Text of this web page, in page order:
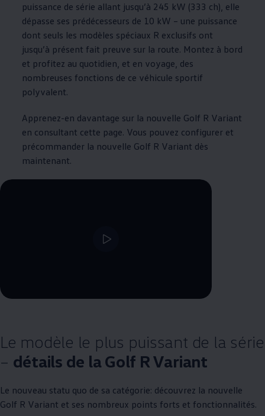
puissance de série allant jusqu’à 245 kW (333 ch), elle
dépasse ses prédécesseurs de 10 kW – une puissance
dont seuls les modèles spéciaux R exclusifs ont
jusqu’à présent fait preuve sur la route. Montez à bord
et profitez au quotidien, et en voyage, des
nombreuses fonctions de ce véhicule sportif
polyvalent.
Apprenez-en davantage sur la nouvelle Golf R Variant
en consultant cette page. Vous pouvez configurer et
précommander la nouvelle Golf R Variant dès
maintenant.
Remaining time, --:--
Le modèle le plus puissant de la série
– détails de la Golf R Variant
Le nouveau statu quo de sa catégorie: découvrez la nouvelle
Golf R Variant et ses nombreux points forts et fonctionnalités.